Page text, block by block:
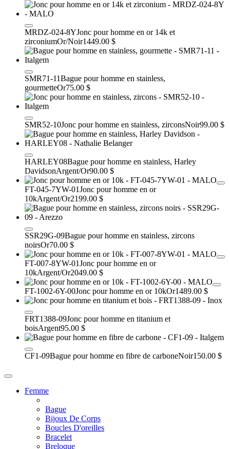
MRDZ-024-8YJonc pour homme en or 14k et
zirconiumOr/Noir1449.00 $
SMR71-11Bague pour homme en stainless,
gourmetteOr75.00 $
SMR52-10Jonc pour homme en stainless, zirconsNoir99.00 $
HARLEY08Bague pour homme en stainless, Harley
DavidsonArgent/Or90.00 $
FT-045-7YW-01Jonc pour homme en or
10kArgent/Or2199.00 $
SSR29G-09Bague pour homme en stainless, zircons
noirsOr70.00 $
FT-007-8YW-01Jonc pour homme en or
10kArgent/Or2049.00 $
FT-1002-6Y-00Jonc pour homme en or 10kOr1489.00 $
FRT1388-09Jonc pour homme en titanium et
boisArgent95.00 $
CF1-09Bague pour homme en fibre de carboneNoir150.00 $
Femme
Bague
Bijoux De Corps
Boucles D'oreilles
Bracelet
Breloque